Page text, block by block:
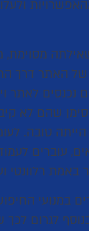
מסוימת,
של האתר דרך
לאתר
סימן שהם לא
טובה.
עוברים
באמת רלוונטי
במנועי
לגרום